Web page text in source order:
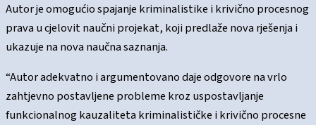
Autor je omogućio spajanje kriminalistike i krivično procesnog
prava u cjelovit naučni projekat, koji predlaže nova rješenja i
ukazuje na nova naučna saznanja.
“Autor adekvatno i argumentovano daje odgovore na vrlo
zahtjevno postavljene probleme kroz uspostavljanje
funkcionalnog kauzaliteta kriminalističke i krivično procesne